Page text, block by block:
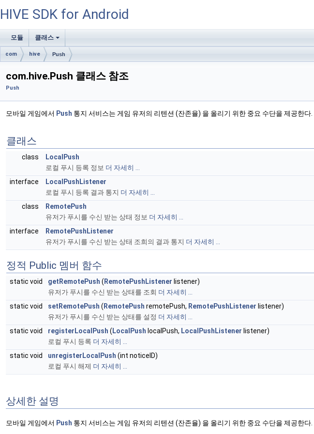
HIVE SDK for Android
모듈
+
클래스
com hive Push
com.hive.Push 클래스 참조
Push
모바일 게임에서 Push 통지 서비스는 게임 유저의 리텐션 (잔존율) 을 올리기 위한 중요 수단을 제공한다.
클래스
class
LocalPush
로컬 푸시 등록 정보 더 자세히 ...
interface
LocalPushListener
로컬 푸시 등록 결과 통지 더 자세히 ...
class
RemotePush
유저가 푸시를 수신 받는 상태 정보 더 자세히 ...
interface
RemotePushListener
유저가 푸시를 수신 받는 상태 조희의 결과 통지 더 자세히 ...
정적 Public 멤버 함수
static void getRemotePush (RemotePushListener listener)
유저가 푸시를 수신 받는 상태를 조회 더 자세히 ...
static void
setRemotePush (RemotePush remotePush, RemotePushListener listener)
유저가 푸시를 수신 받는 상태를 설정 더 자세히 ...
static void
registerLocalPush (LocalPush localPush, LocalPushListener listener)
로컬 푸시 등록 더 자세히 ...
static void
unregisterLocalPush (int noticeID)
로컬 푸시 해제 더 자세히 ...
상세한 설명
모바일 게임에서 Push 통지 서비스는 게임 유저의 리텐션 (잔존율) 을 올리기 위한 중요 수단을 제공한다.